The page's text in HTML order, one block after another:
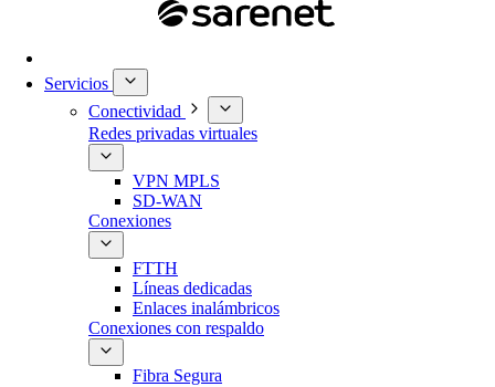
Servicios
Conectividad
Redes privadas virtuales
VPN MPLS
SD-WAN
Conexiones
FTTH
Líneas dedicadas
Enlaces inalámbricos
Conexiones con respaldo
Fibra Segura